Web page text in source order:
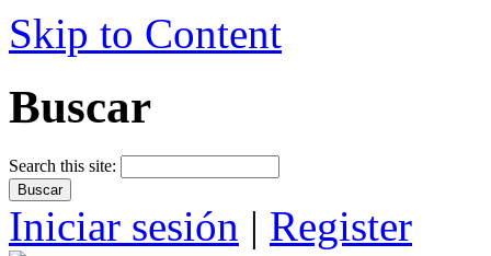
Skip to Content
Buscar
Search this site:
Iniciar sesión | Register